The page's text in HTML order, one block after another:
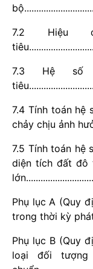
7.2 Hiệu
7.3 Hệ số
7.4 Tính toán hệ
chảy chịu ảnh
7.5 Tính toán hệ
diện tích đất đô
Phụ lục A (Quy
trong thời kỳ
Phụ lục B (Quy
loại đối